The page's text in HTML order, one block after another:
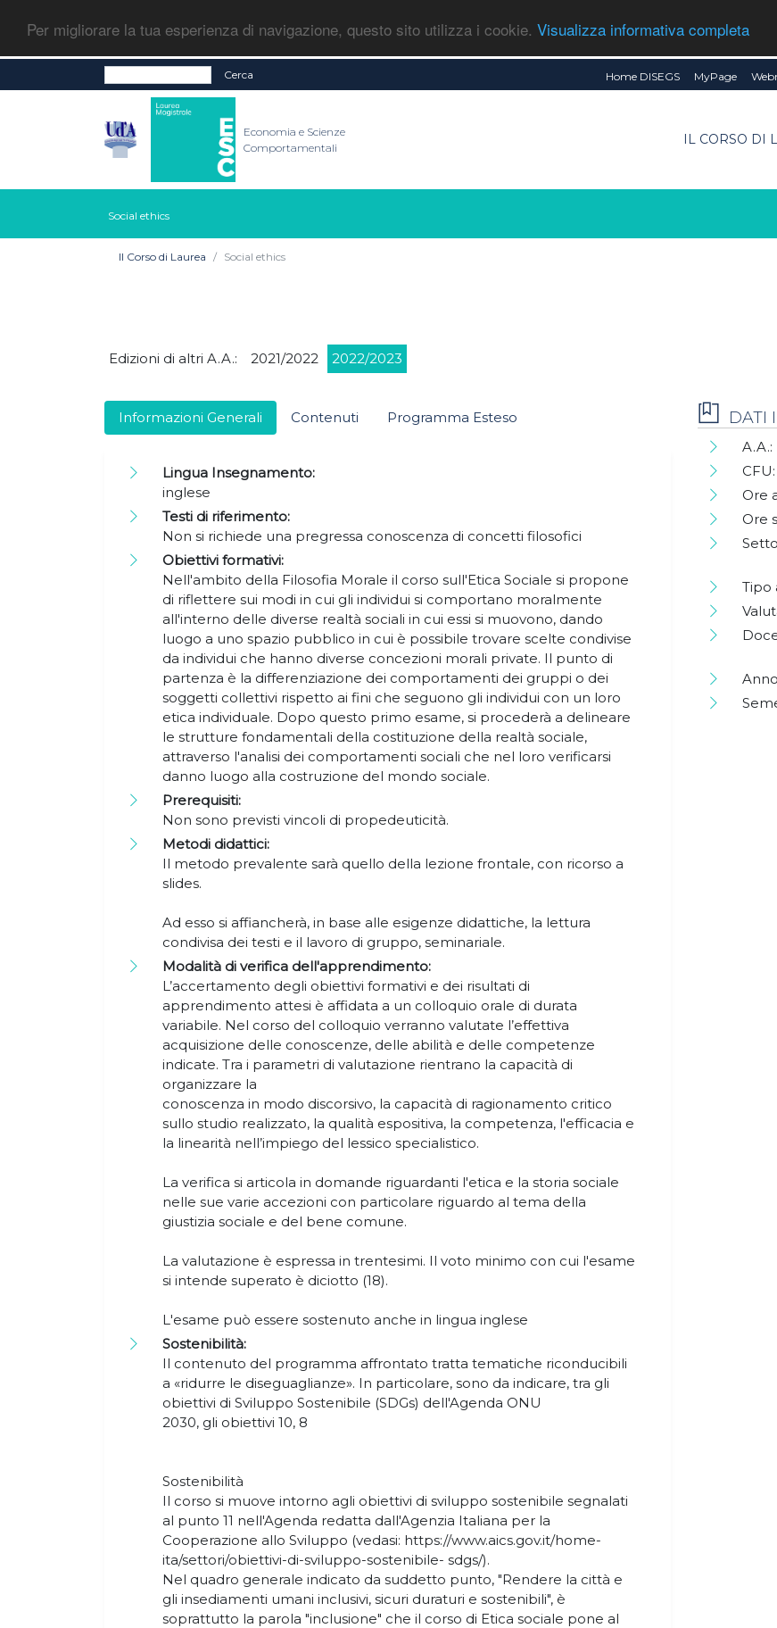
Per migliorare la tua esperienza di navigazione, questo sito utilizza i cookie. Visualizza informativa completa
Cerca Home DISEGS MyPage
Economia e Scienze
Comportamentali
IL CORSO DI
Social ethics
Il Corso di Laurea Social ethics
Edizioni di altri A.A.: 2021/2022 2022/2023
Informazioni Generali Contenuti Programma Esteso
Lingua Insegnamento:
inglese
Testi di riferimento:
Non si richiede una pregressa conoscenza di concetti filosofici
Obiettivi formativi:
Nell'ambito della Filosofia Morale il corso sull'Etica Sociale si propone
di riflettere sui modi in cui gli individui si comportano moralmente
all'interno delle diverse realtà sociali in cui essi si muovono, dando
luogo a uno spazio pubblico in cui è possibile trovare scelte condivise
da individui che hanno diverse concezioni morali private. Il punto di
partenza è la differenziazione dei comportamenti dei gruppi o dei
soggetti collettivi rispetto ai fini che seguono gli individui con un loro
etica individuale. Dopo questo primo esame, si procederà a delineare
le strutture fondamentali della costituzione della realtà sociale,
attraverso l'analisi dei comportamenti sociali che nel loro verificarsi
danno luogo alla costruzione del mondo sociale.
Prerequisiti:
Non sono previsti vincoli di propedeuticità.
Metodi didattici:
Il metodo prevalente sarà quello della lezione frontale, con ricorso a
slides.
Ad esso si affiancherà, in base alle esigenze didattiche, la lettura
condivisa dei testi e il lavoro di gruppo, seminariale.
Modalità di verifica dell'apprendimento:
L’accertamento degli obiettivi formativi e dei risultati di
apprendimento attesi è affidata a un colloquio orale di durata
variabile. Nel corso del colloquio verranno valutate l’effettiva
acquisizione delle conoscenze, delle abilità e delle competenze
indicate. Tra i parametri di valutazione rientrano la capacità di
organizzare la
conoscenza in modo discorsivo, la capacità di ragionamento critico
sullo studio realizzato, la qualità espositiva, la competenza, l'efficacia e
la linearità nell’impiego del lessico specialistico.
La verifica si articola in domande riguardanti l'etica e la storia sociale
nelle sue varie accezioni con particolare riguardo al tema della
giustizia sociale e del bene comune.
La valutazione è espressa in trentesimi. Il voto minimo con cui l'esame
si intende superato è diciotto (18).
L'esame può essere sostenuto anche in lingua inglese
Sostenibilità:
Il contenuto del programma affrontato tratta tematiche riconducibili
a «ridurre le diseguaglianze». In particolare, sono da indicare, tra gli
obiettivi di Sviluppo Sostenibile (SDGs) dell'Agenda ONU
2030, gli obiettivi 10, 8
Sostenibilità
Il corso si muove intorno agli obiettivi di sviluppo sostenibile segnalati
al punto 11 nell'Agenda redatta dall'Agenzia Italiana per la
Cooperazione allo Sviluppo (vedasi: https://www.aics.gov.it/home-
ita/settori/obiettivi-di-sviluppo-sostenibile- sdgs/).
Nel quadro generale indicato da suddetto punto, "Rendere la città e
gli insediamenti umani inclusivi, sicuri duraturi e sostenibili", è
soprattutto la parola "inclusione" che il corso di Etica sociale pone al
DATI
A.A.:
CFU:
Ore
Ore
Tipo